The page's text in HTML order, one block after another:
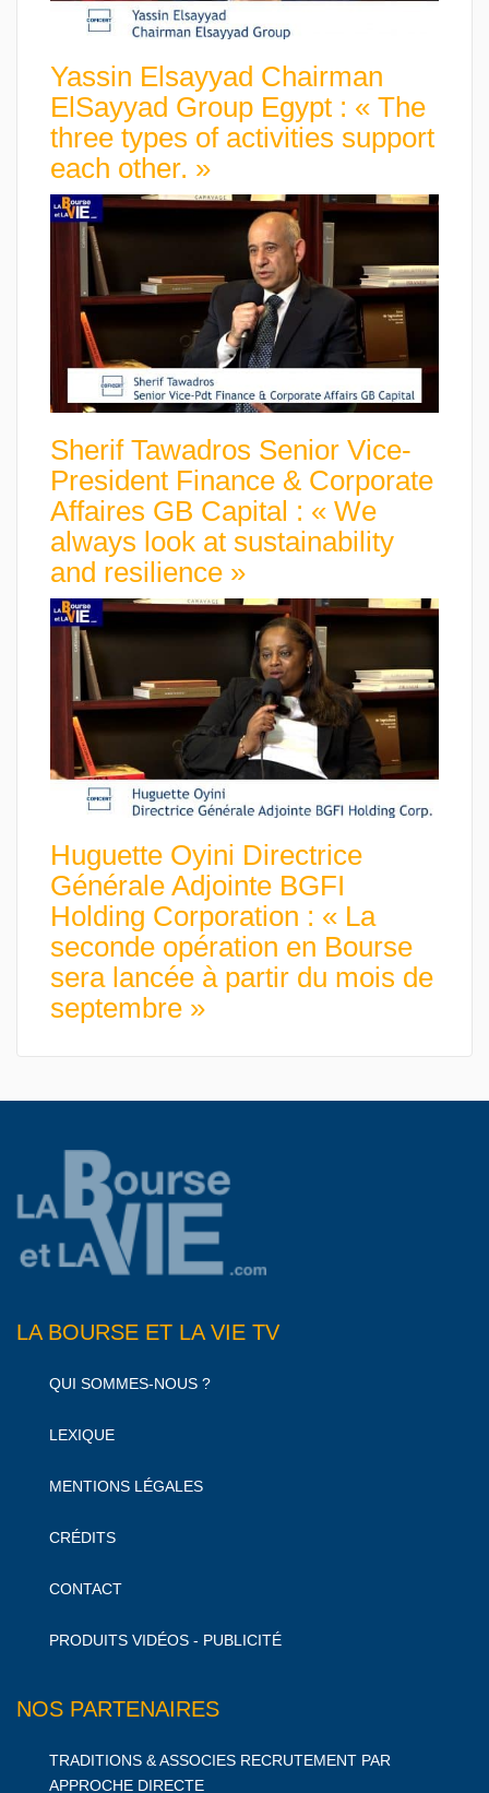
Yassin Elsayyad Chairman
ElSayyad Group Egypt : « The
three types of activities support
each other. »
Sherif Tawadros Senior Vice-
President Finance & Corporate
Affaires GB Capital : « We
always look at sustainability
and resilience »
Huguette Oyini Directrice
Générale Adjointe BGFI
Holding Corporation : « La
seconde opération en Bourse
sera lancée à partir du mois de
septembre »
LA BOURSE ET LA VIE TV
QUI SOMMES-NOUS ?
LEXIQUE
MENTIONS LÉGALES
CRÉDITS
CONTACT
PRODUITS VIDÉOS - PUBLICITÉ
NOS PARTENAIRES
TRADITIONS & ASSOCIES RECRUTEMENT PAR
APPROCHE DIRECTE